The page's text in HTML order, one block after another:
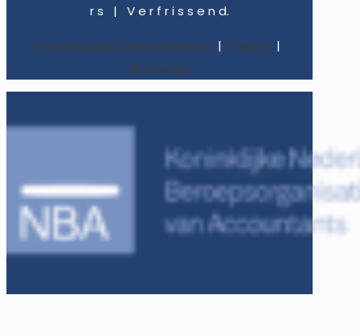
r s | V e r f r i s s e n d.
Voorwaarden Dienstverlening | Privacy |
Disclaimer